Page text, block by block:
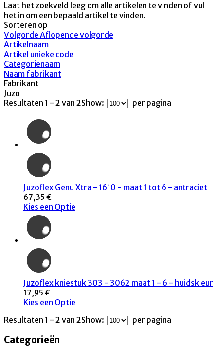
Laat het zoekveld leeg om alle artikelen te vinden of vul
het in om een bepaald artikel te vinden.
Sorteren op
Volgorde Aflopende volgorde
Artikelnaam
Artikel unieke code
Categorienaam
Naam fabrikant
Fabrikant
Juzo
Resultaten 1 - 2 van 2Show: per pagina
Juzoflex Genu Xtra - 1610 - maat 1 tot 6 - antraciet
67,35 €
Kies een Optie
Juzoflex kniestuk 303 - 3062 maat 1 - 6 - huidskleur
17,95 €
Kies een Optie
Resultaten 1 - 2 van 2Show: per pagina
Categorieën